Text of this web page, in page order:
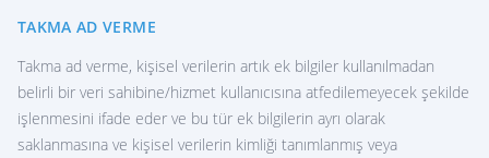
TAKMA AD VERME
Takma ad verme, kişisel verilerin artık ek bilgiler kullanılmadan
belirli bir veri sahibine/hizmet kullanıcısına atfedilemeyecek şekilde
işlenmesini ifade eder ve bu tür ek bilgilerin ayrı olarak
saklanmasına ve kişisel verilerin kimliği tanımlanmış veya